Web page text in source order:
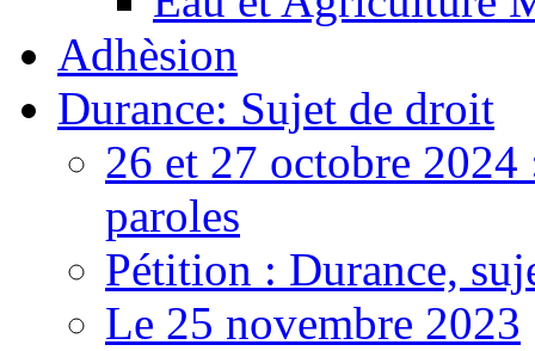
Adhèsion
Durance: Sujet de droit
26 et 27 octobre 2024
paroles
Pétition : Durance,
Le 25 novembre 2023